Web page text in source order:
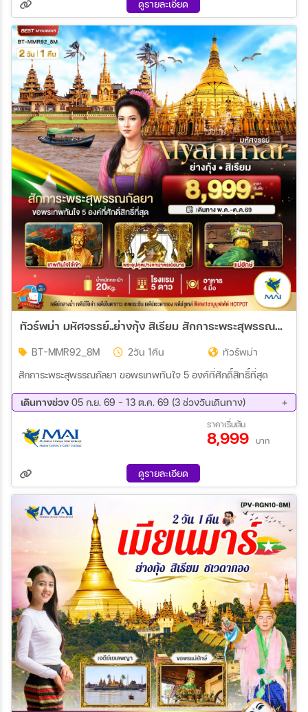
ดูรายละเอียด
ทัวร์พม่า มหัศจรรย์..ย่างกุ้ง สิเรียม สักการะพระสุพรรณกัลยา ขอพรเทพทันใจ 5 องค์ 2วัน 1คืน (8M)
BT-MMR92_8M 2วัน 1คืน
ทัวร์พม่า
สักการะพระสุพรรณกัลยา ขอพรเทพทันใจ 5 องค์ที่ศักดิ์สิทธิ์ที่สุด
เดินทางช่วง 05 ก.ย. 69 - 13 ต.ค. 69 (3 ช่วงวันเดินทาง)
19 ก.ย. 69 - 20 ก.ย. 69
12 ต.ค. 69 - 13 ต.ค. 69
ราคาเริ่มต้น
8,999 บาท
ดูรายละเอียด